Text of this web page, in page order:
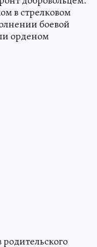
в стрелковом
боевой
орденом